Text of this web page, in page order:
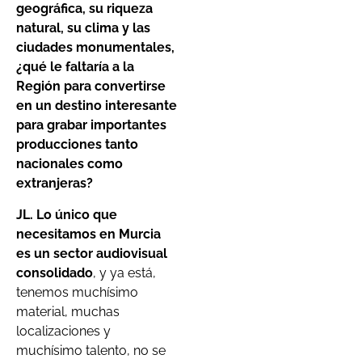
geográfica, su riqueza
natural, su clima y las
ciudades monumentales,
¿qué le faltaría a la
Región para convertirse
en un destino interesante
para grabar importantes
producciones tanto
nacionales como
extranjeras?
JL. Lo único que
necesitamos en Murcia
es un sector audiovisual
consolidado, y ya está,
tenemos muchísimo
material, muchas
localizaciones y
muchísimo talento, no se